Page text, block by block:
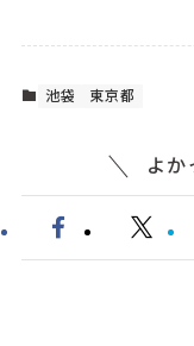
池袋 東京都
よか